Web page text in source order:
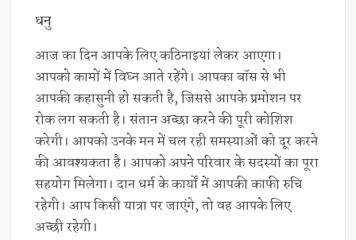
धनु
आज का दिन आपके लिए कठिनाइयां लेकर आएगा।
आपको कामों में विघ्न आते रहेंगे। आपका बॉस से भी
आपकी कहासुनी हो सकती है, जिससे आपके प्रमोशन पर
रोक लग सकती है। संतान अच्छा करने की पूरी कोशिश
करेगी। आपको उनके मन में चल रही समस्याओं को दूर करने
की आवश्यकता है। आपको अपने परिवार के सदस्यों का पूरा
सहयोग मिलेगा। दान धर्म के कार्यों में आपकी काफी रुचि
रहेगी। आप किसी यात्रा पर जाएंगे, तो वह आपके लिए
अच्छी रहेगी।